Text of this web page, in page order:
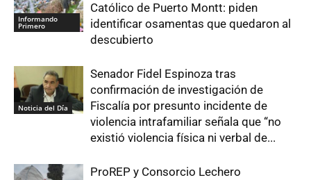
Informando
Primero
Católico de Puerto Montt: piden
identificar osamentas que quedaron al
descubierto
Noticia del Día
Senador Fidel Espinoza tras
confirmación de investigación de
Fiscalía por presunto incidente de
violencia intrafamiliar señala que “no
existió violencia física ni verbal de...
ProREP y Consorcio Lechero